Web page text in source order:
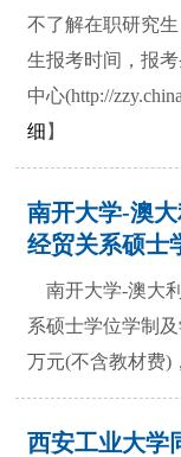
1
不了解在职研究
生报考时间，报
中心(http://
细 】
南开大学-澳
经贸关系硕士
南开大学-澳大
系硕士学位学制
万元(不含教材费
西安工业大学